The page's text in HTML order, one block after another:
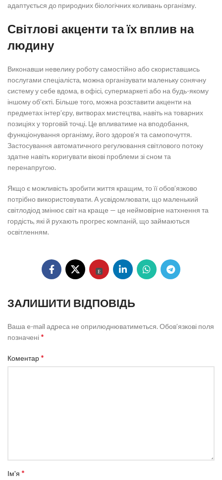
адаптується до природних біологічних коливань організму.
Світлові акценти та їх вплив на
людину
Виконавши невелику роботу самостійно або скориставшись
послугами спеціаліста, можна організувати маленьку сонячну
систему у себе вдома, в офісі, супермаркеті або на будь-якому
іншому об’єкті. Більше того, можна розставити акценти на
предметах інтер’єру, витворах мистецтва, навіть на товарних
позиціях у торговій точці. Це впливатиме на вподобання,
функціонування організму, його здоров’я та самопочуття.
Застосування автоматичного регулювання світлового потоку
здатне навіть коригувати вікові проблеми зі сном та
перенапругою.
Якщо є можливість зробити життя кращим, то її обов’язково
потрібно використовувати. А усвідомлювати, що маленький
світлодіод змінює світ на краще — це неймовірне натхнення та
гордість, які й рухають прогрес компаній, що займаються
освітленням.
ЗАЛИШИТИ ВІДПОВІДЬ
Ваша e-mail адреса не оприлюднюватиметься. Обов’язкові поля
позначені*
Коментар*
Ім'я *